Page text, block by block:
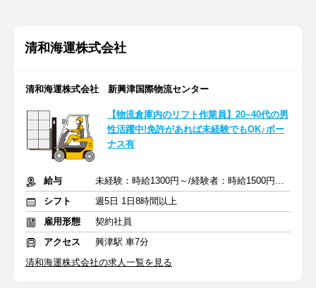
清和海運株式会社
清和海運株式会社 新興津国際物流センター
【物流倉庫内のリフト作業員】20~40代の男
性活躍中!免許があれば未経験でもOK♪ボー
ナス有
給与
未経験：時給1300円～/経験者：時給1500円～ ＋交通費
シフト
週5日 1日8時間以上
雇用形態
契約社員
アクセス
興津駅 車7分
清和海運株式会社の求人一覧を見る